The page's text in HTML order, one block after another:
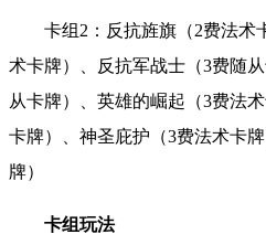
卡组2：反抗旌旗（2费法术
术卡牌）、反抗军战士（3费随
从卡牌）、英雄的崛起（3费法
卡牌）、神圣庇护（3费法术卡
牌）
卡组玩法